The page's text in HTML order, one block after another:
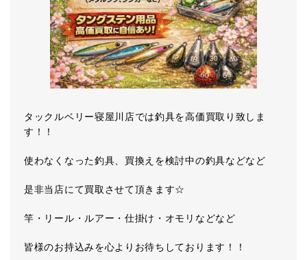
タックルベリー寝屋川店では釣具を高価買取り致しま
す！！
使わなくなった釣具、買換えを検討中の釣具などなど
是非当店にて買取させて頂きます☆
竿・リール・ルアー・仕掛け・オモリなどなど
皆様のお持込みを心よりお待ちしております！！